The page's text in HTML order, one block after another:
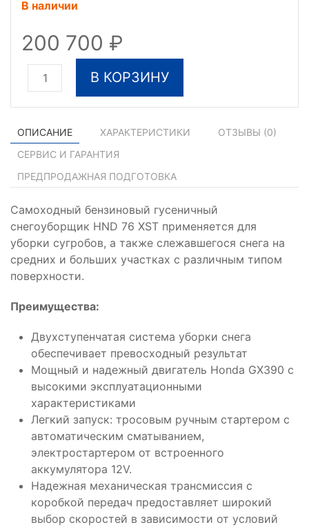
В наличии
200 700
В КОРЗИНУ
ОПИСАНИЕ ХАРАКТЕРИСТИКИ ОТЗЫВЫ (0)
СЕРВИС И ГАРАНТИЯ
ПРЕДПРОДАЖНАЯ ПОДГОТОВКА
Самоходный бензиновый гусеничный
снегоуборщик HND 76 XST применяется для
уборки сугробов, а также слежавшегося снега на
средних и больших участках с различным типом
поверхности.
Преимущества:
Двухступенчатая система уборки снега
обеспечивает превосходный результат
Мощный и надежный двигатель Honda GX390 с
высокими эксплуатационными
характеристиками
Легкий запуск: тросовым ручным стартером с
автоматическим сматыванием,
электростартером от встроенного
аккумулятора 12V.
Надежная механическая трансмиссия с
коробкой передач предоставляет широкий
выбор скоростей в зависимости от условий